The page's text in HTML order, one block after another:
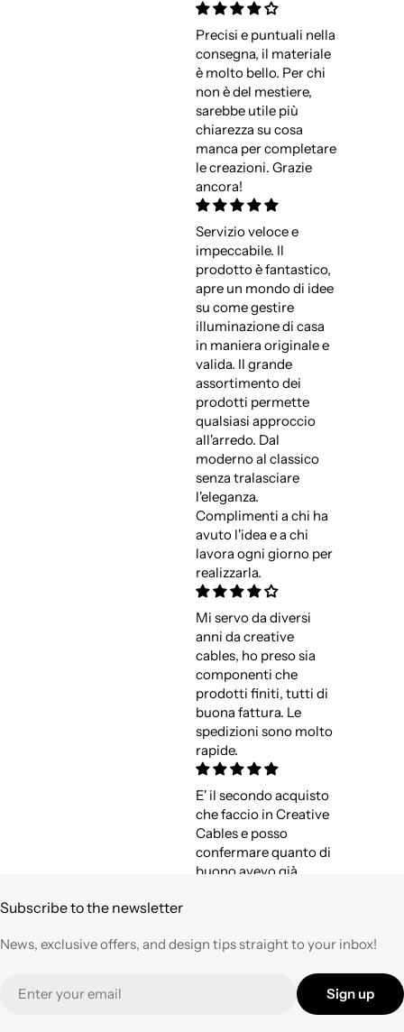
Precisi e puntuali nella
consegna, il materiale
è molto bello. Per chi
non è del mestiere,
sarebbe utile più
chiarezza su cosa
manca per completare
le creazioni. Grazie
ancora!
Servizio veloce e
impeccabile. Il
prodotto è fantastico,
apre un mondo di idee
su come gestire
illuminazione di casa
in maniera originale e
valida. Il grande
assortimento dei
prodotti permette
qualsiasi approccio
all'arredo. Dal
moderno al classico
senza tralasciare
l'eleganza.
Complimenti a chi ha
avuto l'idea e a chi
lavora ogni giorno per
realizzarla.
Mi servo da diversi
anni da creative
cables, ho preso sia
componenti che
prodotti finiti, tutti di
buona fattura. Le
spedizioni sono molto
rapide.
E' il secondo acquisto
che faccio in Creative
Cables e posso
confermare quanto di
buono avevo già
velocità nell'evasione
prezzo corretto !
Tornerò su questo
Subscribe to the newsletter
News, exclusive offers, and design tips straight to your inbox!
Sign up